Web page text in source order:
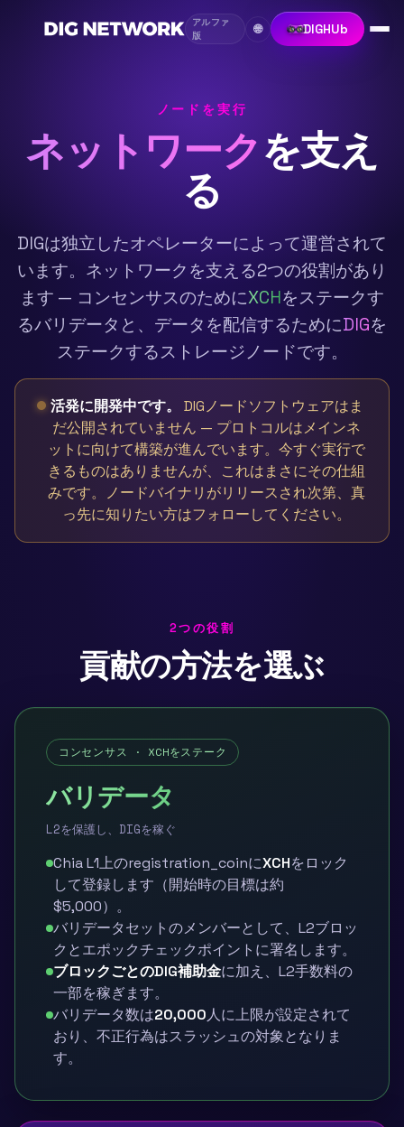
アルファ
版
🌐 DIGHUb
ノードを実行
ネットワークを支え
る
DIGは独立したオペレーターによって運営されて
います。ネットワークを支える2つの役割があり
ます — コンセンサスのためにXCHをステークす
るバリデータと、データを配信するためにDIGを
ステークするストレージノードです。
活発に開発中です。
DIGノードソフトウェアはま
だ公開されていません — プロトコルはメインネ
ットに向けて構築が進んでいます。今すぐ実行で
きるものはありませんが、これはまさにその仕組
みです。ノードバイナリがリリースされ次第、真
っ先に知りたい方はフォローしてください。
2つの役割
貢献の方法を選ぶ
コンセンサス · XCHをステーク
バリデータ
L2を保護し、DIGを稼ぐ
Chia L1上のregistration_coinにXCHをロック
して登録します（開始時の目標は約
$5,000）。
バリデータセットのメンバーとして、L2ブロッ
クとエポックチェックポイントに署名します。
ブロックごとのDIG補助金に加え、L2手数料の
一部を稼ぎます。
バリデータ数は20,000人に上限が設定されて
おり、不正行為はスラッシュの対象となりま
す。